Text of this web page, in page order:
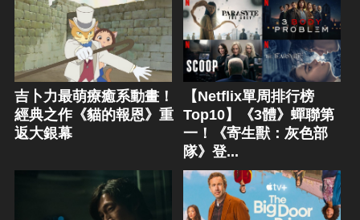
吉卜力最萌療癒系動畫！
經典之作《貓的報恩》重
返大銀幕
【Netflix單周排行榜
Top10】《3體》蟬聯第
一！《寄生獸：灰色部
隊》登...